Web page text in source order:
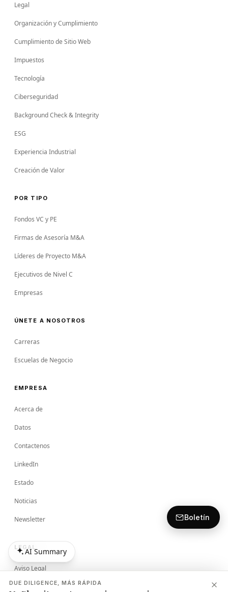
DUE DILIGENCE, MÁS RÁPIDA
Legal
Organización y Cumplimiento
Cumplimiento de Sitio Web
Impuestos
Tecnología
Ciberseguridad
Background Check & Integrity
ESG
Experiencia Industrial
Creación de Valor
POR TIPO
Fondos VC y PE
Firmas de Asesoría M&A
Líderes de Proyecto M&A
Ejecutivos de Nivel C
Empresas
ÚNETE A NOSOTROS
Carreras
Escuelas de Negocio
EMPRESA
Acerca de
Datos
Contactenos
LinkedIn
Estado
Noticias
Newsletter
LEGAL
Aviso Legal
Términos
AI Summary
AI Summary
Boletín